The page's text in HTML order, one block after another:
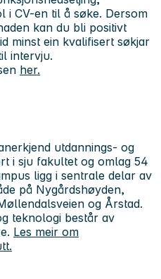
CV-en til å søke. Dersom
kan du bli positivt
minst ein kvalifisert søkjar
intervju.
her.
utdannings- og
i sju fakultet og omlag 54
ligg i sentrale delar av
på Nygårdshøyden,
og Årstad.
teknologi består av
Les meir om